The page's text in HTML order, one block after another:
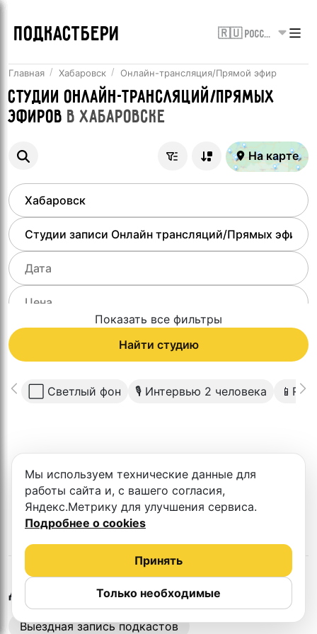
ПОДКАСТБЕРИ 🇷🇺 Россия
Главная Хабаровск Онлайн-трансляция/Прямой эфир
Студии онлайн-трансляций/Прямых
эфиров вХабаровске
На карте
Показать все фильтры
Найти студию
⬜️ Светлый фон 🎙 Интервью 2 человека
студии
Другие студии в Хабаровске
Выездная запись подкастов
Мы используем технические данные для
работы сайта и, с вашего согласия,
Яндекс.Метрику для улучшения сервиса.
Подробнее о cookies
Только необходимые
Принять